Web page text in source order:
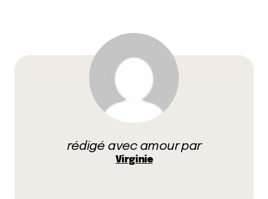
J’ai été hyper déçue du Café Gadagne mais j’ai hâte
de tester le Quai des Arts!
Merci pour ce top five, votre dévouement est sans
Je rejoins Clochette, brunch trop plan plan au
8 mars 2012 à 17 h 47 min
rédigé avec amour par
Virginie